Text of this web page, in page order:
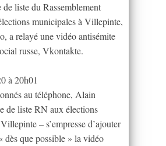
liste du Rassemblement
municipales à Villepinte,
a relayé une vidéo antisémite
russe, Vkontakte.
à 20h01
au téléphone, Alain
de liste RN aux élections
– s’empresse d’ajouter
dès que possible » la vidéo